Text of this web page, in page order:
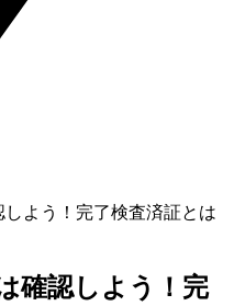
よう！完了検査済証とは
確認しよう！完